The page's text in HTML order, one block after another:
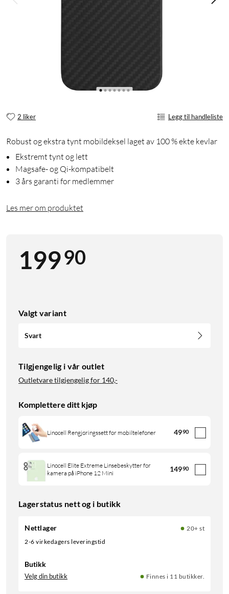
2 liker Legg til handleliste
Robust og ekstra tynt mobildeksel laget av 100 % ekte kevlar
Ekstremt tynt og lett
Magsafe- og Qi-kompatibelt
3 års garanti for medlemmer
Les mer om produktet
19990
Valgt variant
Svart
Tilgjengelig i vår outlet
Outletvare tilgjengelig for 140,-
Komplettere ditt kjøp
Linocell Rengjøringssett for mobiltelefoner 4990
Linocell Elite Extreme Linsebeskytter for
kamera på iPhone 12 Mini
14990
Lagerstatus nett og i butikk
Nettlager
20+ st
2-6 virkedagers leveringstid
Butikk
Velg din butikk Finnes i 11 butikker.